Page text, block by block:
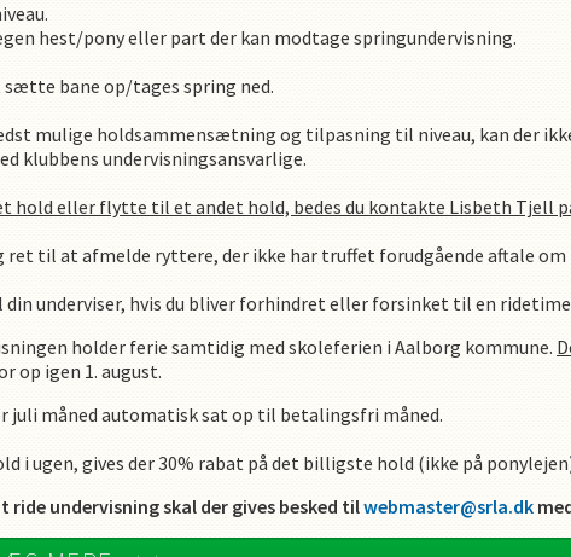
hest/pony eller part der kan modtage springundervisning.
bane op/tages spring ned.
mulige holdsammensætning og tilpasning til niveau, kan der
klubbens undervisningsansvarlige.
hold eller flytte til et andet hold, bedes du kontakte Lisbeth Tjell
ret til at afmelde ryttere, der ikke har truffet forudgående aftale
din underviser, hvis du bliver forhindret eller forsinket til en
holder ferie samtidig med skoleferien i Aalborg kommune.
op igen 1. august.
juli måned automatisk sat op til betalingsfri måned.
i ugen, gives der 30% rabat på det billigste hold (ikke på
ride undervisningskal der gives besked tilwebmaster@srla.dk